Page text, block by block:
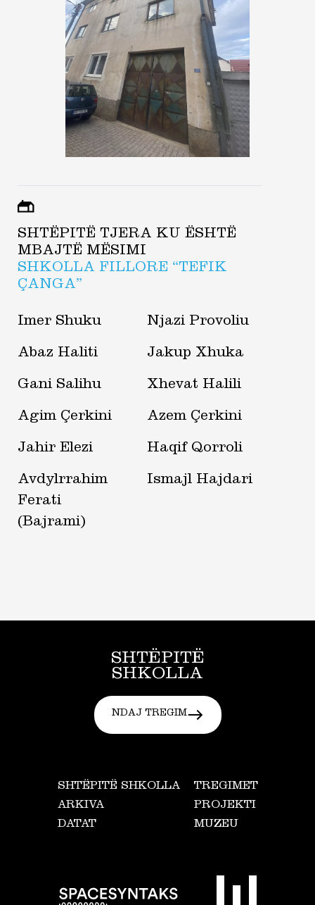
SHTËPITË TJERA KU ËSHTË
MBAJTË MËSIMI
SHKOLLA FILLORE “TEFIK
ÇANGA”
Imer Shuku Njazi Provoliu
Abaz Haliti Jakup Xhuka
Gani Salihu Xhevat Halili
Agim Çerkini Azem Çerkini
Jahir Elezi Haqif Qorroli
Avdylrrahim
Ferati
(Bajrami)
Ismajl Hajdari
SHTËPITË
SHKOLLA
NDAJ TREGIM
SHTËPITË SHKOLLA
TREGIMET
ARKIVA
PROJEKTI
DATAT
MUZEU